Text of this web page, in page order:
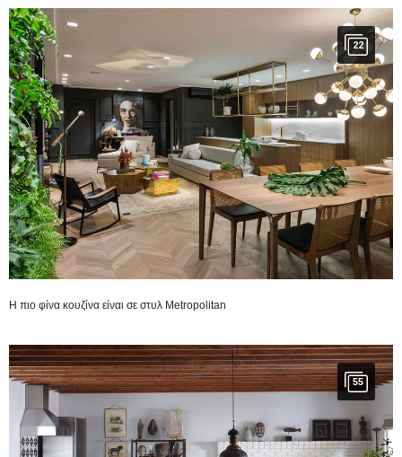
22
H πιο φίνα κουζίνα είναι σε στυλ Metropolitan
55